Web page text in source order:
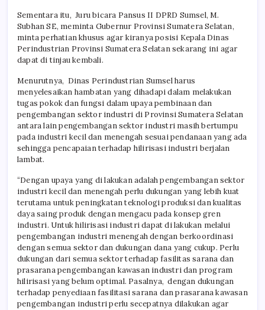
Sementara itu, Juru bicara Pansus II DPRD Sumsel, M.
Subhan SE, meminta Gubernur Provinsi Sumatera Selatan,
minta perhatian khusus agar kiranya posisi Kepala Dinas
Perindustrian Provinsi Sumatera Selatan sekarang ini agar
dapat di tinjau kembali.
Menurutnya, Dinas Perindustrian Sumsel harus
menyelesaikan hambatan yang dihadapi dalam melakukan
tugas pokok dan fungsi dalam upaya pembinaan dan
pengembangan sektor industri di Provinsi Sumatera Selatan
antara lain pengembangan sektor industri masih bertumpu
pada industri kecil dan menengah sesuai pendanaan yang ada
sehingga pencapaian terhadap hilirisasi industri berjalan
lambat.
“Dengan upaya yang di lakukan adalah pengembangan sektor
industri kecil dan menengah perlu dukungan yang lebih kuat
terutama untuk peningkatan teknologi produksi dan kualitas
daya saing produk dengan mengacu pada konsep gren
industri. Untuk hilirisasi industri dapat di lakukan melalui
pengembangan industri menengah dengan berkoordinasi
dengan semua sektor dan dukungan dana yang cukup. Perlu
dukungan dari semua sektor terhadap fasilitas sarana dan
prasarana pengembangan kawasan industri dan program
hilirisasi yang belum optimal. Pasalnya, dengan dukungan
terhadap penyediaan fasilitasi sarana dan prasarana kawasan
pengembangan industri perlu secepatnya dilakukan agar